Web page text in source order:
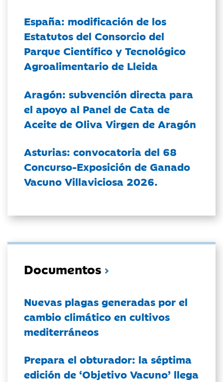
España: modificación de los
Estatutos del Consorcio del
Parque Científico y Tecnológico
Agroalimentario de Lleida
Aragón: subvención directa para
el apoyo al Panel de Cata de
Aceite de Oliva Virgen de Aragón
Asturias: convocatoria del 68
Concurso-Exposición de Ganado
Vacuno Villaviciosa 2026.
Documentos
Nuevas plagas generadas por el
cambio climático en cultivos
mediterráneos
Prepara el obturador: la séptima
edición de ‘Objetivo Vacuno’ llega